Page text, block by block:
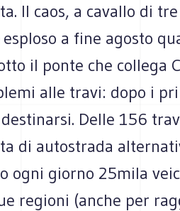
Il caos, a cavallo di
a fine agosto
il ponte che collega
alle travi: dopo i
Delle 156
di autostrada
ogni giorno 25mila
regioni (anche per